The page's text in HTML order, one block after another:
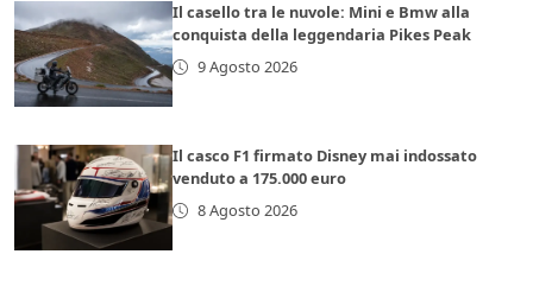
Il casello tra le nuvole: Mini e Bmw alla
conquista della leggendaria Pikes Peak
9 Agosto 2026
Il casco F1 firmato Disney mai indossato
venduto a 175.000 euro
8 Agosto 2026